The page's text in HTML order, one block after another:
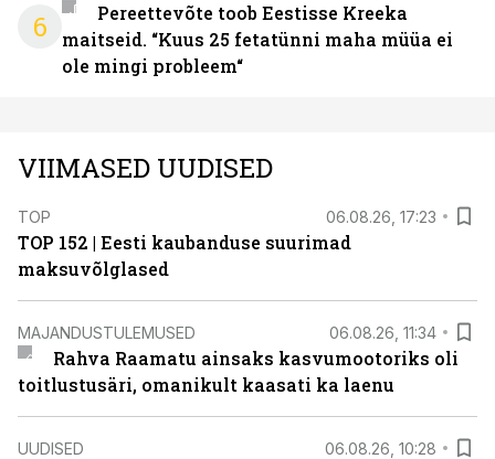
6
Pereettevõte toob Eestisse Kreeka
maitseid. “Kuus 25 fetatünni maha müüa ei
ole mingi probleem“
VIIMASED UUDISED
TOP 06.08.26, 17:23
TOP 152 | Eesti kaubanduse suurimad
maksuvõlglased
MAJANDUSTULEMUSED 06.08.26, 11:34
Rahva Raamatu ainsaks kasvumootoriks oli
toitlustusäri, omanikult kaasati ka laenu
UUDISED 06.08.26, 10:28